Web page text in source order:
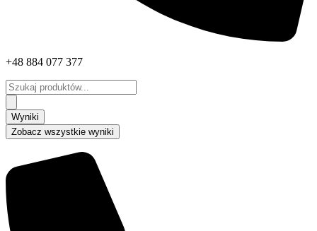
+48 884 077 377
Search
...
Wyniki
Zobacz wszystkie wyniki